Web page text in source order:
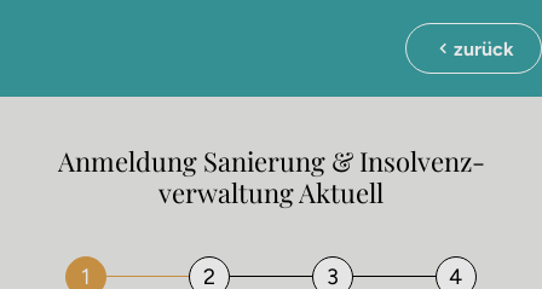
zurück
Anmeldung Sanierung & Insolvenz­
verwaltung Aktuell